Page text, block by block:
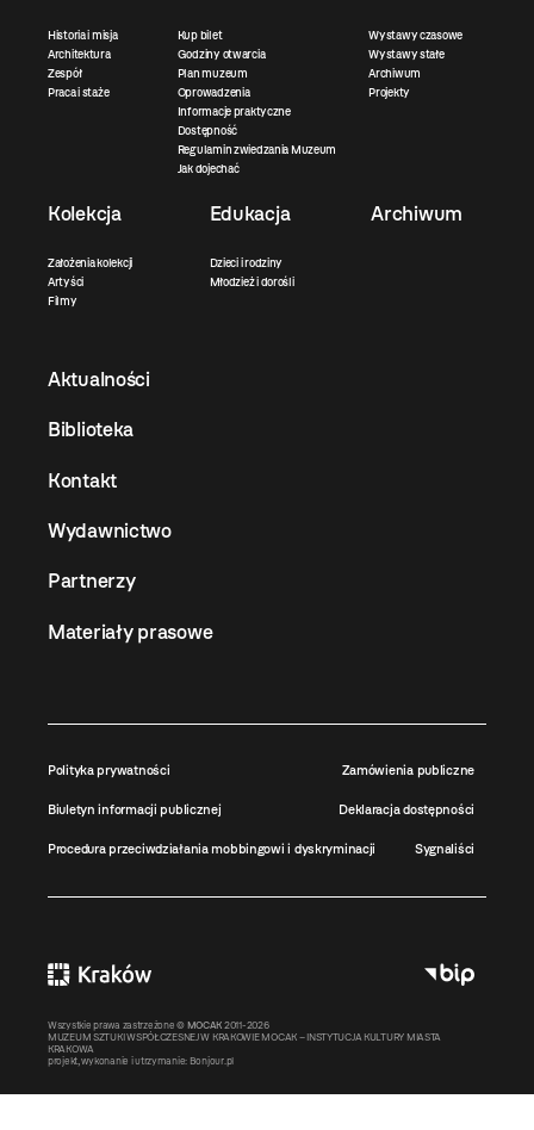
Historia i misja
Architektura
Zespół
Praca i staże
Kup bilet
Godziny otwarcia
Plan muzeum
Oprowadzenia
Informacje praktyczne
Dostępność
Regulamin zwiedzania Muzeum
Jak dojechać
Wystawy czasowe
Wystawy stałe
Archiwum
Projekty
Kolekcja
Założenia kolekcji
Artyści
Filmy
Edukacja
Dzieci i rodziny
Młodzież i dorośli
Archiwum
Aktualności
Biblioteka
Kontakt
Wydawnictwo
Partnerzy
Materiały prasowe
Polityka prywatności Zamówienia publiczne
Biuletyn informacji publicznej Deklaracja dostępności
Procedura przeciwdziałania mobbingowi i dyskryminacji Sygnaliści
Wszystkie prawa zastrzeżone © MOCAK 2011-2026
MUZEUM SZTUKI WSPÓŁCZESNEJ W KRAKOWIE MOCAK – INSTYTUCJA KULTURY MIASTA
KRAKOWA
projekt, wykonanie i utrzymanie: Bonjour.pl